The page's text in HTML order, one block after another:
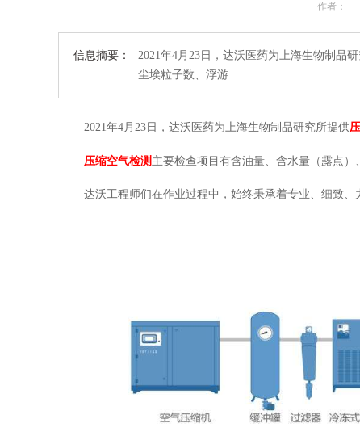
作者：
信息摘要：
2021年4月23日，达沃医药为上海生物制品
尘埃粒子数、浮游…
2021年4月23日，达沃医药为上海生物制品研究所提供
压缩空气检测 主要检查项目有含油量、含水量（露点）
达沃工程师们在作业过程中，始终秉承着专业、细致、